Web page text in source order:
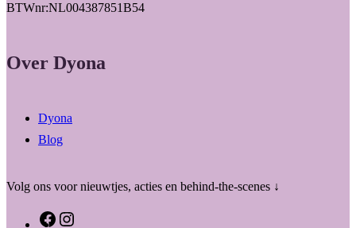
BTWnr:NL004387851B54
Over Dyona
Dyona
Blog
Volg ons voor nieuwtjes, acties en behind-the-scenes ↓
F